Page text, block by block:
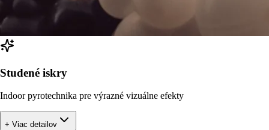
Studené iskry
Indoor pyrotechnika pre výrazné vizuálne efekty
+ Viac detailov